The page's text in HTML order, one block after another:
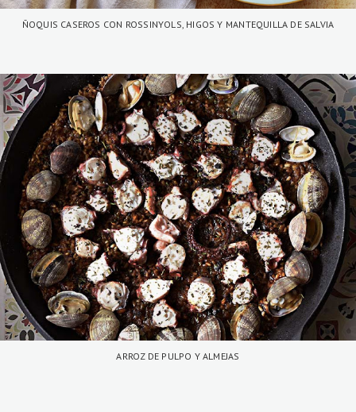
ÑOQUIS CASEROS CON ROSSINYOLS, HIGOS Y MANTEQUILLA DE SALVIA
ARROZ DE PULPO Y ALMEJAS